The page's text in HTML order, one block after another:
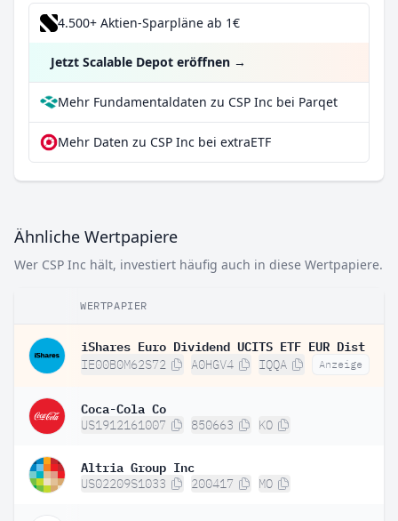
4.500+ Aktien-Sparpläne ab 1€
Jetzt Scalable Depot eröffnen →
Mehr Fundamentaldaten zu CSP Inc bei Parqet
Mehr Daten zu CSP Inc bei extraETF
Ähnliche Wertpapiere
Wer CSP Inc hält, investiert häufig auch in diese Wertpapiere.
WERTPAPIER
iShares Euro Dividend UCITS ETF EUR Dist
IE00B0M62S72 A0HGV4 IQQA Anzeige
Coca-Cola Co
US1912161007 850663 KO
Altria Group Inc
US02209S1033 200417 MO